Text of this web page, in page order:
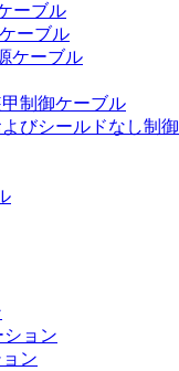
ーブル
ーブル
ケーブル
制御ケーブル
びシールドなし制
ョン
ン